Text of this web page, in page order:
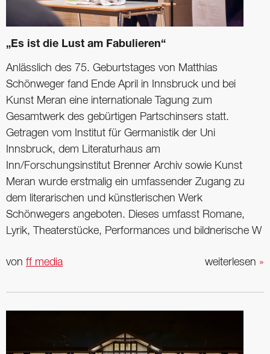
„Es ist die Lust am Fabulieren“
Anlässlich des 75. Geburtstages von Matthias
Schönweger fand Ende April in Innsbruck und bei
Kunst Meran eine internationale Tagung zum
Gesamtwerk des gebürtigen Partschinsers statt.
Getragen vom Institut für Germanistik der Uni
Innsbruck, dem Literaturhaus am
Inn/Forschungsinstitut Brenner Archiv sowie Kunst
Meran wurde erstmalig ein umfassender Zugang zu
dem literarischen und künstlerischen Werk
Schönwegers angeboten. Dieses umfasst Romane,
Lyrik, Theaterstücke, Performances und bildnerische W
weiterlesen »
von ff media